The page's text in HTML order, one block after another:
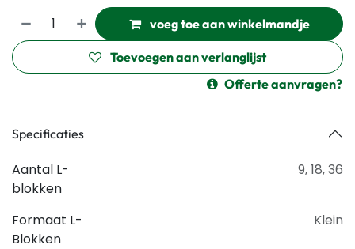
voeg toe aan winkelmandje
Toevoegen aan verlanglijst
Offerte aanvragen?
Specificaties
Aantal L-
blokken
9,18,36
Formaat L-
Blokken
Klein